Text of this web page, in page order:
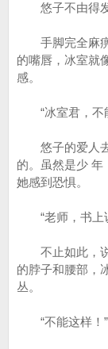
悠子不由得发
手脚完全麻痹
的嘴唇，冰室就
感。
“冰室君，不
悠子的爱人去
的。虽然是少 年
她感到恐惧。
“老师，书上
不止如此，说
的脖子和腰部，
丛。
“不能这样！”